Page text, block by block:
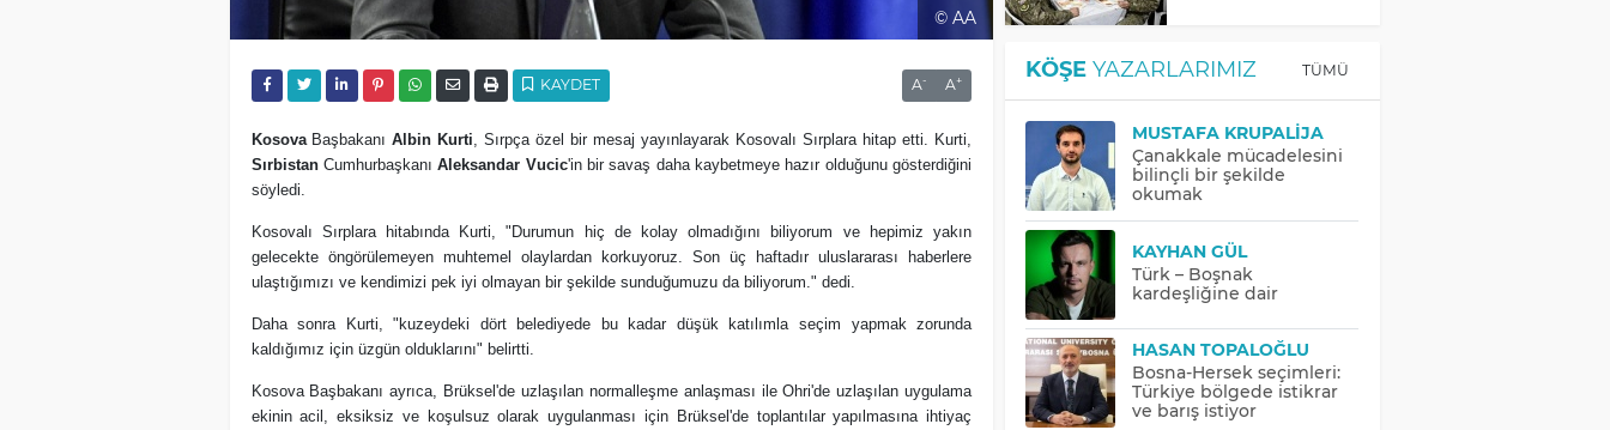
© AA
KAYDET A- A+
KosovaBaşbakanıAlbin Kurti , Sırpça özel bir mesaj yayınlayarak Kosovalı Sırplara hitap etti. Kurti,
SırbistanCumhurbaşkanıAleksandar Vucic'in bir savaş daha kaybetmeye hazır olduğunu gösterdiğini
söyledi.
Kosovalı Sırplara hitabında Kurti, "Durumun hiç de kolay olmadığını biliyorum ve hepimiz yakın
gelecekte öngörülemeyen muhtemel olaylardan korkuyoruz. Son üç haftadır uluslararası haberlere
ulaştığımızı ve kendimizi pek iyi olmayan bir şekilde sunduğumuzu da biliyorum." dedi.
Daha sonra Kurti, "kuzeydeki dört belediyede bu kadar düşük katılımla seçim yapmak zorunda
kaldığımız için üzgün olduklarını" belirtti.
Kosova Başbakanı ayrıca, Brüksel'de uzlaşılan normalleşme anlaşması ile Ohri'de uzlaşılan uygulama
ekinin acil, eksiksiz ve koşulsuz olarak uygulanması için Brüksel'de toplantılar yapılmasına ihtiyaç
KÖŞE YAZARLARIMIZ TÜMÜ
MUSTAFA KRUPALIJA
Çanakkale mücadelesini
bilinçli bir şekilde
okumak
KAYHAN GÜL
Türk – Boşnak
kardeşliğine dair
HASAN TOPALOĞLU
Bosna-Hersek seçimleri:
Türkiye bölgede istikrar
ve barış istiyor